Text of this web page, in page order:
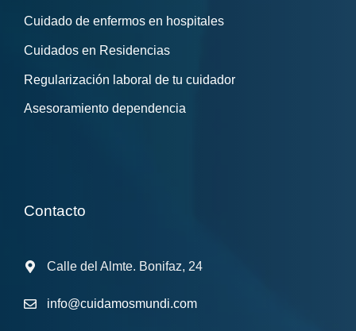
Cuidado de enfermos en hospitales
Cuidados en Residencias
Regularización laboral de tu cuidador
Asesoramiento dependencia
Contacto
Calle del Almte. Bonifaz, 24
info@cuidamosmundi.com